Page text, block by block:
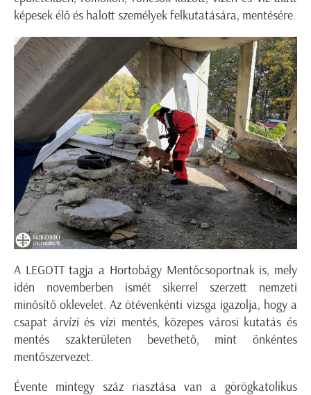
képesek élő és halott személyek felkutatására, mentésére.
A LEGOTT tagja a Hortobágy Mentőcsoportnak is, mely
idén novemberben ismét sikerrel szerzett nemzeti
minősítő oklevelet. Az ötévenkénti vizsga igazolja, hogy a
csapat árvízi és vízi mentés, közepes városi kutatás és
mentés szakterületen bevethető, mint önkéntes
mentőszervezet.
Évente mintegy száz riasztása van a görögkatolikus